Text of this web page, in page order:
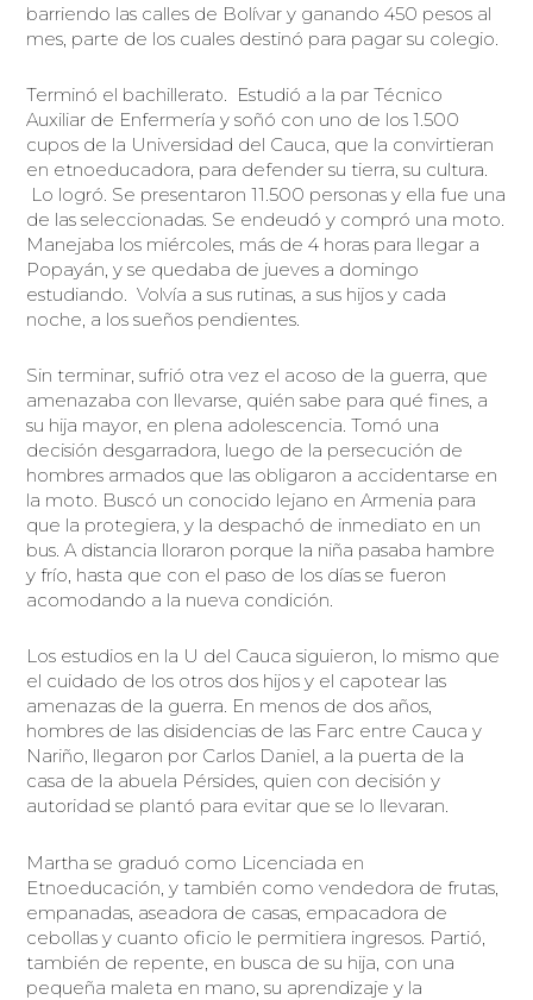
barriendo las calles de Bolívar y ganando 450 pesos al
mes, parte de los cuales destinó para pagar su colegio.
Terminó el bachillerato. Estudió a la par Técnico
Auxiliar de Enfermería y soñó con uno de los 1.500
cupos de la Universidad del Cauca, que la convirtieran
en etnoeducadora, para defender su tierra, su cultura.
Lo logró. Se presentaron 11.500 personas y ella fue una
de las seleccionadas. Se endeudó y compró una moto.
Manejaba los miércoles, más de 4 horas para llegar a
Popayán, y se quedaba de jueves a domingo
estudiando. Volvía a sus rutinas, a sus hijos y cada
noche, a los sueños pendientes.
Sin terminar, sufrió otra vez el acoso de la guerra, que
amenazaba con llevarse, quién sabe para qué fines, a
su hija mayor, en plena adolescencia. Tomó una
decisión desgarradora, luego de la persecución de
hombres armados que las obligaron a accidentarse en
la moto. Buscó un conocido lejano en Armenia para
que la protegiera, y la despachó de inmediato en un
bus. A distancia lloraron porque la niña pasaba hambre
y frío, hasta que con el paso de los días se fueron
acomodando a la nueva condición.
Los estudios en la U del Cauca siguieron, lo mismo que
el cuidado de los otros dos hijos y el capotear las
amenazas de la guerra. En menos de dos años,
hombres de las disidencias de las Farc entre Cauca y
Nariño, llegaron por Carlos Daniel, a la puerta de la
casa de la abuela Pérsides, quien con decisión y
autoridad se plantó para evitar que se lo llevaran.
Martha se graduó como Licenciada en
Etnoeducación, y también como vendedora de frutas,
empanadas, aseadora de casas, empacadora de
cebollas y cuanto oficio le permitiera ingresos. Partió,
también de repente, en busca de su hija, con una
pequeña maleta en mano, su aprendizaje y la